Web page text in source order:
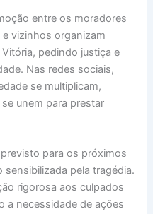
entre os moradores
e vizinhos organizam
pedindo justiça e
Nas redes sociais,
se multiplicam,
unem para prestar
para os próximos
sensibilizada pela tragédia.
rigorosa aos culpados
a necessidade de ações